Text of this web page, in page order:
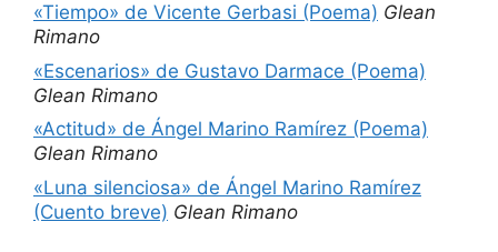
«Tiempo» de Vicente Gerbasi (Poema) Glean
Rimano
«Escenarios» de Gustavo Darmace (Poema)
Glean Rimano
«Actitud» de Ángel Marino Ramírez (Poema)
Glean Rimano
«Luna silenciosa» de Ángel Marino Ramírez
(Cuento breve) Glean Rimano